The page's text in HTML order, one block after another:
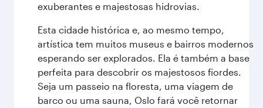
exuberantes e majestosas hidrovias.
Esta cidade histórica e, ao mesmo tempo,
artística tem muitos museus e bairros modernos
esperando ser explorados. Ela é também a base
perfeita para descobrir os majestosos fiordes.
Seja um passeio na floresta, uma viagem de
barco ou uma sauna, Oslo fará você retornar